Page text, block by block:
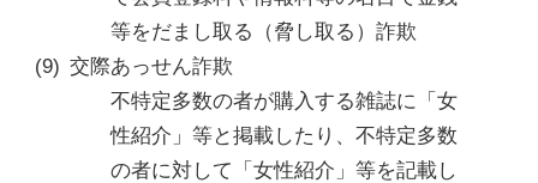
等をだまし取る（脅し取る）詐欺
交際あっせん詐欺
不特定多数の者が購入する雑誌に「女
性紹介」等と掲載したり、不特定多数
の者に対して「女性紹介」等を記載し